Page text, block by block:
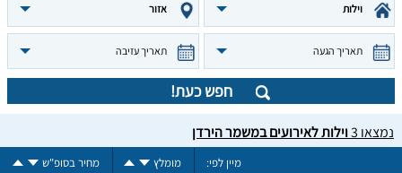
וילות אזור
תאריך הגעה תאריך עזיבה
חפש כעת!
נמצאו 3וילות לאירועים במשמר הירדן
מיין לפי: מומלץ מחיר בסופ"ש